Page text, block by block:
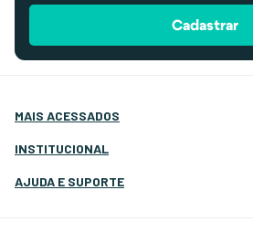
Cadastrar
MAIS ACESSADOS
Atração e Ancoragem
Eletrônicos e Navegação
INSTITUCIONAL
Quem Somos
AJUDA E SUPORTE